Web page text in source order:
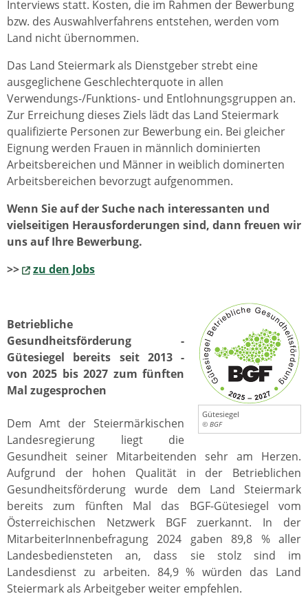
Interviews statt. Kosten, die im Rahmen der Bewerbung
bzw. des Auswahlverfahrens entstehen, werden vom
Land nicht übernommen.
Das Land Steiermark als Dienstgeber strebt eine
ausgeglichene Geschlechterquote in allen
Verwendungs-/Funktions- und Entlohnungsgruppen an.
Zur Erreichung dieses Ziels lädt das Land Steiermark
qualifizierte Personen zur Bewerbung ein. Bei gleicher
Eignung werden Frauen in männlich dominierten
Arbeitsbereichen und Männer in weiblich dominerten
Arbeitsbereichen bevorzugt aufgenommen.
Wenn Sie auf der Suche nach interessanten und
vielseitigen Herausforderungen sind, dann freuen wir
uns auf Ihre Bewerbung.
>>
zu den Jobs
Gütesiegel
© BGF
Betriebliche
Gesundheitsförderung -
Gütesiegel bereits seit 2013 -
von 2025 bis 2027 zum fünften
Mal zugesprochen
Dem Amt der Steiermärkischen
Landesregierung liegt die
Gesundheit seiner Mitarbeitenden sehr am Herzen.
Aufgrund der hohen Qualität in der Betrieblichen
Gesundheitsförderung wurde dem Land Steiermark
bereits zum fünften Mal das BGF-Gütesiegel vom
Österreichischen Netzwerk BGF zuerkannt. In der
MitarbeiterInnenbefragung 2024 gaben 89,8 % aller
Landesbediensteten an, dass sie stolz sind im
Landesdienst zu arbeiten. 84,9 % würden das Land
Steiermark als Arbeitgeber weiter empfehlen.